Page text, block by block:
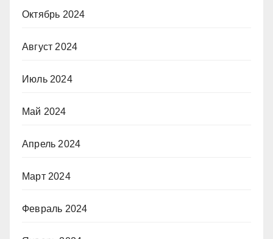
Октябрь 2024
Август 2024
Июль 2024
Май 2024
Апрель 2024
Март 2024
Февраль 2024